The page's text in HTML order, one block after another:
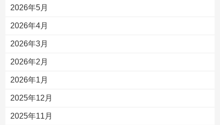
2026年5月
2026年4月
2026年3月
2026年2月
2026年1月
2025年12月
2025年11月